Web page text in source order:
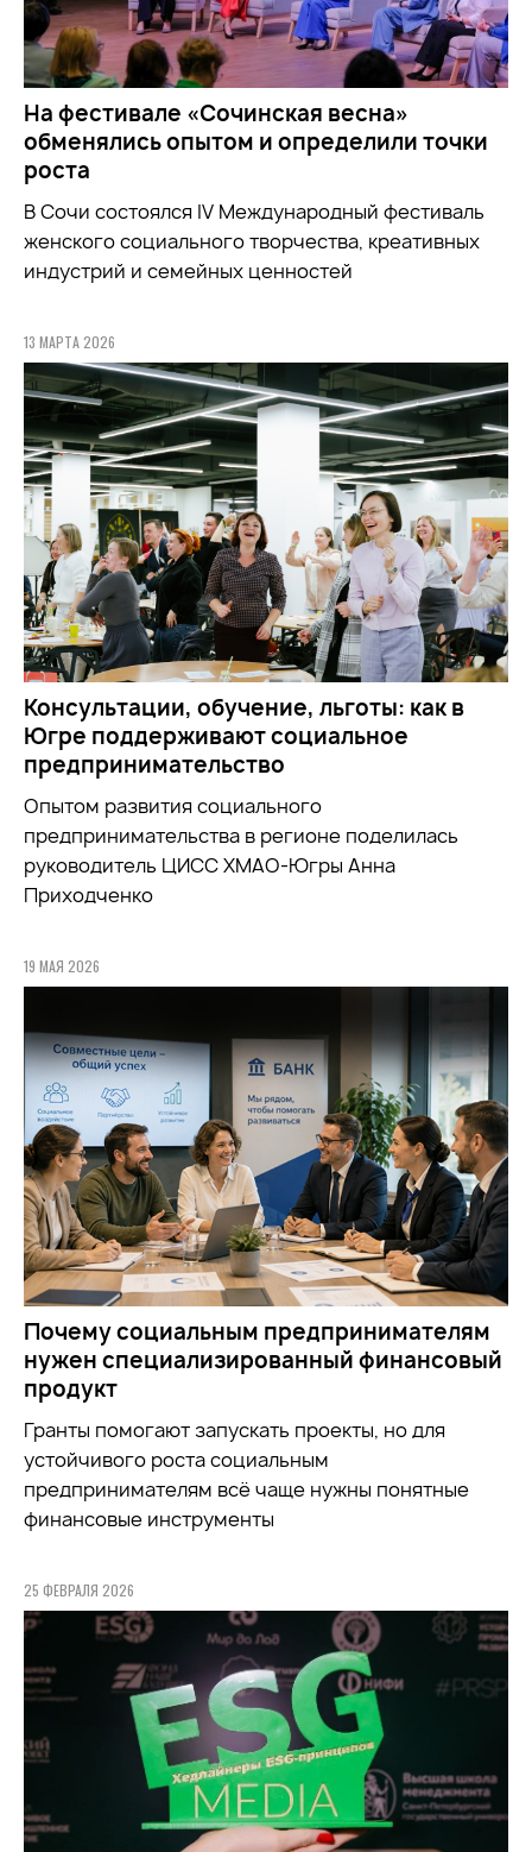
На фестивале «Сочинская весна»
обменялись опытом и определили точки
роста
В Сочи состоялся IV Международный фестиваль
женского социального творчества, креативных
индустрий и семейных ценностей
13 МАРТА 2026
Консультации, обучение, льготы: как в
Югре поддерживают социальное
предпринимательство
Опытом развития социального
предпринимательства в регионе поделилась
руководитель ЦИСС ХМАО-Югры Анна
Приходченко
19 МАЯ 2026
Почему социальным предпринимателям
нужен специализированный финансовый
продукт
Гранты помогают запускать проекты, но для
устойчивого роста социальным
предпринимателям всё чаще нужны понятные
финансовые инструменты
25 ФЕВРАЛЯ 2026